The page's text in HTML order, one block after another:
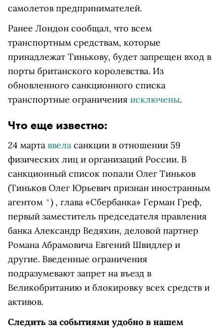
самолетов предпринимателей.
Ранее Лондон сообщал, что всем
транспортным средствам, которые
принадлежат Тинькову, будет запрещен вход в
порты британского королевства. Из
обновленного санкционного списка
транспортные ограничения исключены.
Что еще известно:
24 марта ввела санкции в отношении 59
физических лиц и организаций России. В
санкционный список попали Олег Тиньков
(Тиньков Олег Юрьевич признан иностранным
агентом *) , глава «Сбербанка» Герман Греф,
первый заместитель председателя правления
банка Александр Ведяхин, деловой партнер
Романа Абрамовича Евгений Швидлер и
другие. Введенные ограничения
подразумевают запрет на въезд в
Великобританию и блокировку всех средств и
активов.
Следить за событиями удобно в нашем